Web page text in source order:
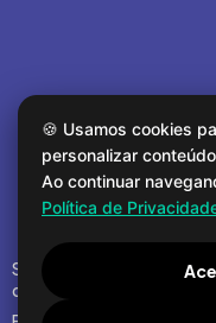
Segunda a sexta
das 8h30 às 17h
🍪 Usamos cookies
personalizar
Ao continuar
Política de